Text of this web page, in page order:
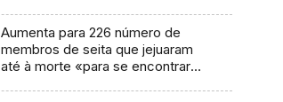
Aumenta para 226 número de
membros de seita que jejuaram
até à morte «para se encontrar